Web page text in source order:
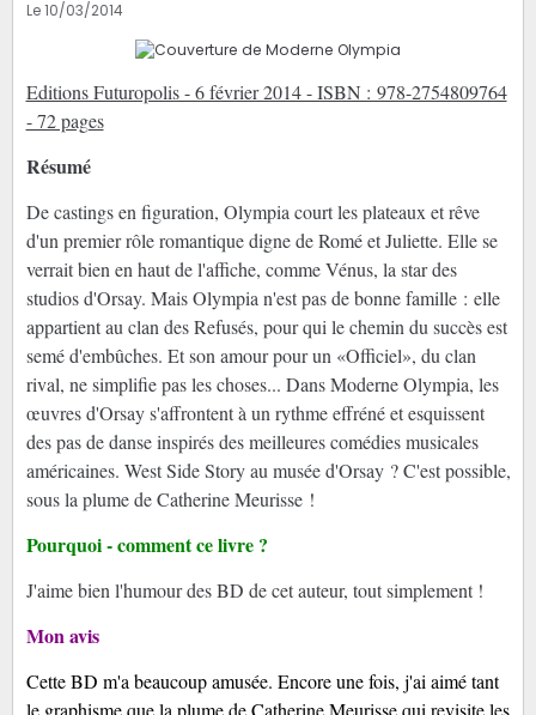
Le 10/03/2014
Editions Futuropolis - 6 février 2014 - ISBN : 978-2754809764
- 72 pages
Résumé
De castings en figuration, Olympia court les plateaux et rêve
d'un premier rôle romantique digne de Romé et Juliette. Elle se
verrait bien en haut de l'affiche, comme Vénus, la star des
studios d'Orsay. Mais Olympia n'est pas de bonne famille : elle
appartient au clan des Refusés, pour qui le chemin du succès est
semé d'embûches. Et son amour pour un «Officiel», du clan
rival, ne simplifie pas les choses... Dans Moderne Olympia, les
œuvres d'Orsay s'affrontent à un rythme effréné et esquissent
des pas de danse inspirés des meilleures comédies musicales
américaines. West Side Story au musée d'Orsay ? C'est possible,
sous la plume de Catherine Meurisse !
Pourquoi - comment ce livre ?
J'aime bien l'humour des BD de cet auteur, tout simplement !
Mon avis
Cette BD m'a beaucoup amusée. Encore une fois, j'ai aimé tant
le graphisme que la plume de Catherine Meurisse qui revisite les